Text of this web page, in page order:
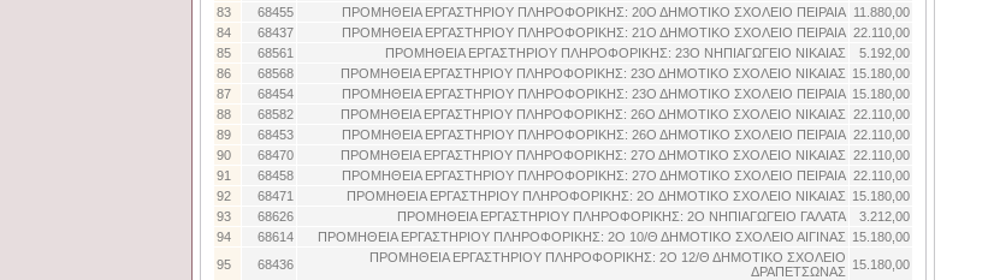
83
68455 ΠΡΟΜΗΘΕΙΑ ΕΡΓΑΣΤΗΡΙΟΥ ΠΛΗΡΟΦΟΡΙΚΗΣ: 20Ο ΔΗΜΟΤΙΚΟ ΣΧΟΛΕΙΟ ΠΕΙΡΑΙΑ 11.880,00
84
68437 ΠΡΟΜΗΘΕΙΑ ΕΡΓΑΣΤΗΡΙΟΥ ΠΛΗΡΟΦΟΡΙΚΗΣ: 21Ο ΔΗΜΟΤΙΚΟ ΣΧΟΛΕΙΟ ΠΕΙΡΑΙΑ 22.110,00
85
68561 ΠΡΟΜΗΘΕΙΑ ΕΡΓΑΣΤΗΡΙΟΥ ΠΛΗΡΟΦΟΡΙΚΗΣ: 23O ΝΗΠΙΑΓΩΓΕΙΟ ΝΙΚΑΙΑΣ
5.192,00
86
68568 ΠΡΟΜΗΘΕΙΑ ΕΡΓΑΣΤΗΡΙΟΥ ΠΛΗΡΟΦΟΡΙΚΗΣ: 23Ο ΔΗΜΟΤΙΚΟ ΣΧΟΛΕΙΟ ΝΙΚΑΙΑΣ 15.180,00
87
68454 ΠΡΟΜΗΘΕΙΑ ΕΡΓΑΣΤΗΡΙΟΥ ΠΛΗΡΟΦΟΡΙΚΗΣ: 23Ο ΔΗΜΟΤΙΚΟ ΣΧΟΛΕΙΟ ΠΕΙΡΑΙΑ 15.180,00
88
68582 ΠΡΟΜΗΘΕΙΑ ΕΡΓΑΣΤΗΡΙΟΥ ΠΛΗΡΟΦΟΡΙΚΗΣ: 26Ο ΔΗΜΟΤΙΚΟ ΣΧΟΛΕΙΟ ΝΙΚΑΙΑΣ 22.110,00
89
68453 ΠΡΟΜΗΘΕΙΑ ΕΡΓΑΣΤΗΡΙΟΥ ΠΛΗΡΟΦΟΡΙΚΗΣ: 26Ο ΔΗΜΟΤΙΚΟ ΣΧΟΛΕΙΟ ΠΕΙΡΑΙΑ 22.110,00
90
68470 ΠΡΟΜΗΘΕΙΑ ΕΡΓΑΣΤΗΡΙΟΥ ΠΛΗΡΟΦΟΡΙΚΗΣ: 27Ο ΔΗΜΟΤΙΚΟ ΣΧΟΛΕΙΟ ΝΙΚΑΙΑΣ 22.110,00
91
68458 ΠΡΟΜΗΘΕΙΑ ΕΡΓΑΣΤΗΡΙΟΥ ΠΛΗΡΟΦΟΡΙΚΗΣ: 27Ο ΔΗΜΟΤΙΚΟ ΣΧΟΛΕΙΟ ΠΕΙΡΑΙΑ 22.110,00
92
68471 ΠΡΟΜΗΘΕΙΑ ΕΡΓΑΣΤΗΡΙΟΥ ΠΛΗΡΟΦΟΡΙΚΗΣ: 2O ΔΗΜΟΤΙΚΟ ΣΧΟΛΕΙΟ ΝΙΚΑΙΑΣ 15.180,00
93
68626 ΠΡΟΜΗΘΕΙΑ ΕΡΓΑΣΤΗΡΙΟΥ ΠΛΗΡΟΦΟΡΙΚΗΣ: 2O ΝΗΠΙΑΓΩΓΕΙΟ ΓΑΛΑΤΑ
3.212,00
94
68614 ΠΡΟΜΗΘΕΙΑ ΕΡΓΑΣΤΗΡΙΟΥ ΠΛΗΡΟΦΟΡΙΚΗΣ: 2Ο 10/Θ ΔΗΜΟΤΙΚΟ ΣΧΟΛΕΙΟ ΑΙΓΙΝΑΣ 15.180,00
95
68436
ΠΡΟΜΗΘΕΙΑ ΕΡΓΑΣΤΗΡΙΟΥ ΠΛΗΡΟΦΟΡΙΚΗΣ: 2Ο 12/Θ ΔΗΜΟΤΙΚΟ ΣΧΟΛΕΙΟ
ΔΡΑΠΕΤΣΩΝΑΣ 15.180,00